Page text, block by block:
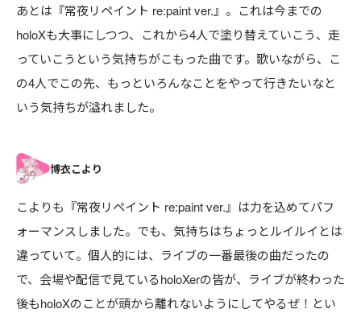
あとは『常夜リペイント re:paint ver.』。これは今までの
holoXも大事にしつつ、これから4人で塗り替えていこう、走
っていこうという気持ちがこもった曲です。歌いながら、こ
の4人でこの先、もっといろんなことをやって行きたいなと
いう気持ちが溢れました。
こよりも『常夜リペイント re:paint ver.』は力を込めてパフ
ォーマンスしました。でも、気持ちはちょっとルイルイとは
違っていて。個人的には、ライブの一番最後の曲だったの
で、会場や配信で見ているholoXerの皆が、ライブが終わった
後もholoXのことが頭から離れないようにしてやるぜ！とい